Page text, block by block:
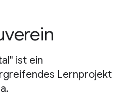
ist ein
Lernprojekt